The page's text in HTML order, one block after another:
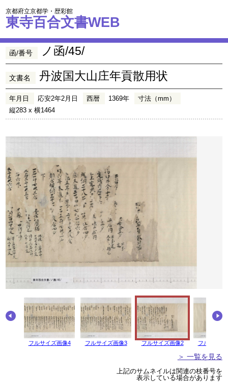
京都府立京都学・歴彩館
東寺百合文書WEB
函/番号 ノ函/45/
文書名 丹波国大山庄年貢散用状
年月日 応安2年2月日 西暦 1369年
寸法（mm）
縦283 x 横1464
フルサイズ画像4 フルサイズ画像3 フルサイズ画像2 フルサイズ
＞ 一覧を見る
上記のサムネイルは関連の枝番号を
表示している場合があります